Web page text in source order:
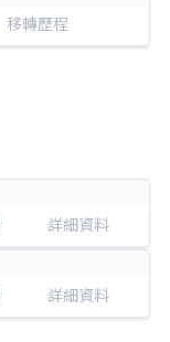
移轉歷程
詳細資料
詳細資料